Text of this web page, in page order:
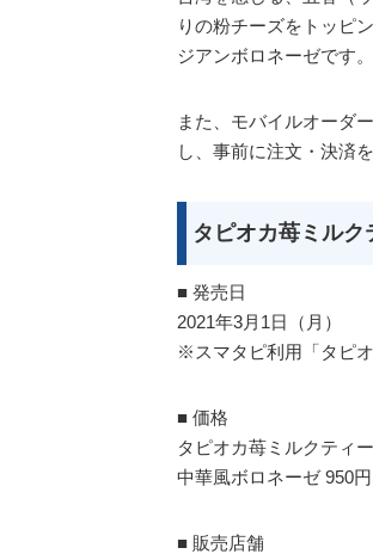
りの粉チーズをトッピ
ジアンボロネーゼです。
また、モバイルオーダ
し、事前に注文・決済
タピオカ苺ミル
■ 発売日
2021年3月1日（月）
※スマタピ利用「タピ
■ 価格
タピオカ苺ミルクティ
中華風ボロネーゼ 950
■ 販売店舗